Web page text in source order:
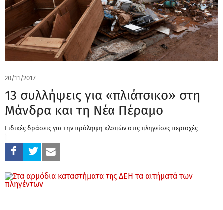
20/11/2017
13 συλλήψεις για «πλιάτσικο» στη
Μάνδρα και τη Νέα Πέραμο
Ειδικές δράσεις για την πρόληψη κλοπών στις πληγείσες περιοχές